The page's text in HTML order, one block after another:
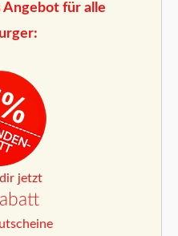
Angebot für alle
jetzt